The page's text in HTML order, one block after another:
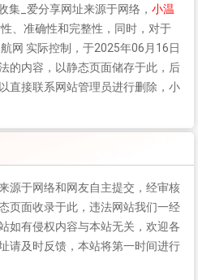
集_爱分享网址来源于网络， 小温
、准确性和完整性，同时，对于
网 实际控制，于2025年06月16日
的内容，以静态页面储存于此，后
直接联系网站管理员进行删除，小
源于网络和网友自主提交，经审核
页面收录于此，违法网站我们一经
如有侵权内容与本站无关，欢迎各
请及时反馈，本站将第一时间进行